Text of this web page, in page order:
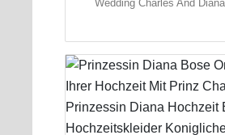
Wedding Charles And